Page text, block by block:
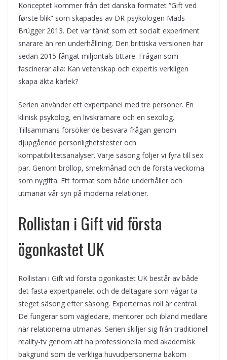
Konceptet kommer från det danska formatet “Gift ved
første blik” som skapades av DR-psykologen Mads
Brügger 2013. Det var tänkt som ett socialt experiment
snarare än ren underhållning. Den brittiska versionen har
sedan 2015 fångat miljontals tittare. Frågan som
fascinerar alla: Kan vetenskap och expertis verkligen
skapa äkta kärlek?
Serien använder ett expertpanel med tre personer. En
klinisk psykolog, en livskrämare och en sexolog.
Tillsammans försöker de besvara frågan genom
djupgående personlighetstester och
kompatibilitetsanalyser. Varje säsong följer vi fyra till sex
par. Genom bröllop, smekmånad och de första veckorna
som nygifta. Ett format som både underhåller och
utmanar vår syn på moderna relationer.
Rollistan i Gift vid första
ögonkastet UK
Rollistan i Gift vid första ögonkastet UK består av både
det fasta expertpanelet och de deltagare som vågar ta
steget säsong efter säsong. Experternas roll är central.
De fungerar som vägledare, mentorer och ibland medlare
när relationerna utmanas. Serien skiljer sig från traditionell
reality-tv genom att ha professionella med akademisk
bakgrund som de verkliga huvudpersonerna bakom